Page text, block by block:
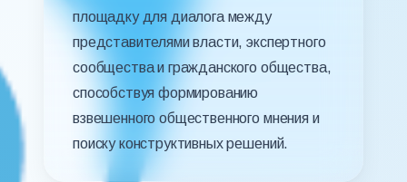
площадку для диалога между
представителями власти, экспертного
сообщества и гражданского общества,
способствуя формированию
взвешенного общественного мнения и
поиску конструктивных решений.